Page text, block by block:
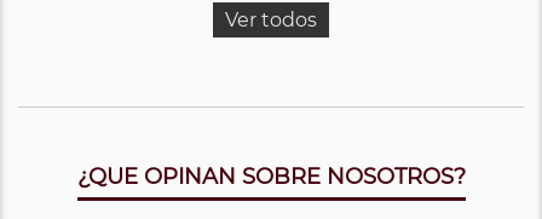
Ver todos
¿QUE OPINAN SOBRE NOSOTROS?